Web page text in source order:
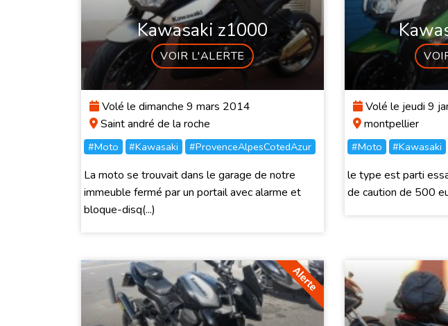
Kawasaki z1000
VOIR L'ALERTE
Volé le dimanche 9 mars 2014
Saint andré de la roche
#Moto #Kawasaki #ProvenceAlpesCotedAzur
La moto se trouvait dans le garage de notre
immeuble fermé par un portail avec alarme et
bloque-disq(...)
Volé le jeudi 9
montpellier
#Moto #Kawasaki
le type est parti
de caution de 500